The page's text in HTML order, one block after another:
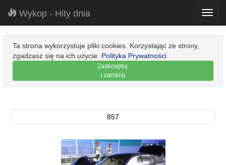
Wykop - Hity dnia
Ta strona wykorzystuje pliki cookies. Korzystając ze strony,
zgadzasz się na ich użycie. Polityka Prywatności
Zaakceptuj
i zamknij
857